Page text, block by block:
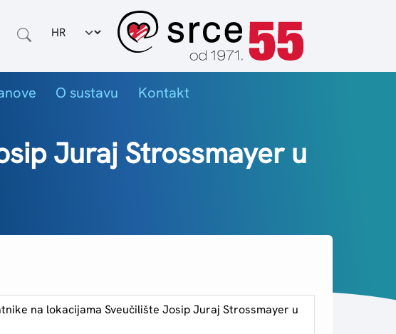
Odabir jezika
O sustavu Kontakt
Juraj Strossmayer u
na lokacijama Sveučilište Josip Juraj Strossmayer u